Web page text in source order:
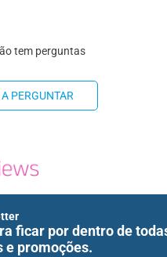
tem perguntas
PERGUNTAR
ficar por dentro de
e promoções.